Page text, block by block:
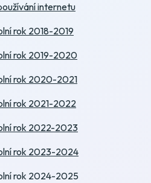
internetu
rok 2018-2019
rok 2019-2020
rok 2020-2021
rok 2021-2022
rok 2022-2023
rok 2023-2024
rok 2024-2025